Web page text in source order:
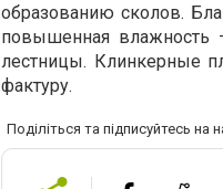
образованию сколов.
повышенная влажность
лестницы. Клинкерные
фактуру.
Поділіться та підписуйтесь на